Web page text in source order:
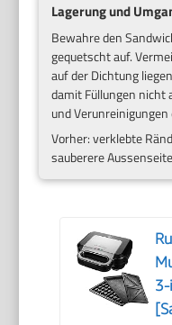
Lagerung und
Bewahre den
gequetscht auf.
auf der Dichtung
damit Füllungen nicht
und
Vorher: verklebte
sauberere